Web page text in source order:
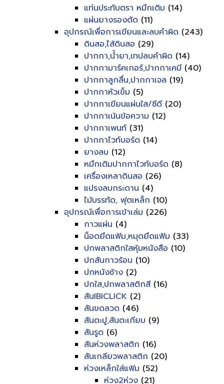
แท่นประทับตรา หมึกเติม (14)
แผ่นยางรองตัด (11)
อุปกรณ์เพื่อการเขียนและลบคำผิด (243)
ดินสอ,ไส้ดินสอ (29)
ปากกา,น้ำยา,เทปลบคำผิด (14)
ปากกามาร์คเกอร์,ปากกาเคมี (40)
ปากกาลูกลื่น,ปากกาเจล (19)
ปากกาหัวเข็ม (5)
ปากกาเขียนแผ่นใส/ซีดี (20)
ปากกาเน้นข้อความ (12)
ปากกาเพนท์ (31)
ปากกาไวท์บอร์ด (14)
ยางลบ (12)
หมึกเติมปากกาไวท์บอร์ด (8)
เครื่องเหลาดินสอ (26)
แปรงลบกระดาน (4)
ไม้บรรทัด, ฟุตเหล็ก (10)
อุปกรณ์เพื่อการเข้าเล่ม (226)
กาวแผ่น (4)
น็อดยึดแฟ้ม,หมุดยึดแฟ้ม (33)
ปกพลาสติกใสหุ้มหนังสือ (10)
ปกสันกาวร้อน (10)
ปกหนังช้าง (2)
ปกใส,ปกพลาสติกสี (16)
สันIBICLICK (2)
สันขดลวด (46)
สันตะปู,สันตะเกียบ (9)
สันรูด (6)
สันห่วงพลาสติก (16)
สันเกลียวพลาสติก (20)
ห่วงเหล็กใส่แฟ้ม (52)
ห่วง2ห่วง (21)